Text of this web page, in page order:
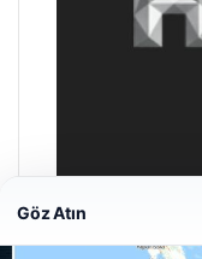
Göz Atın